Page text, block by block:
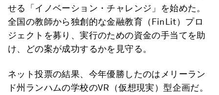
せる「イノベーション・チャレンジ」を始めた。
全国の教師から独創的な金融教育（FinLit）プロ
ジェクトを募り、実行のための資金の手当てを助
け、どの案が成功するかを見守る。
ネット投票の結果、今年優勝したのはメリーラン
ド州ランハムの学校のVR（仮想現実）型企画だ。